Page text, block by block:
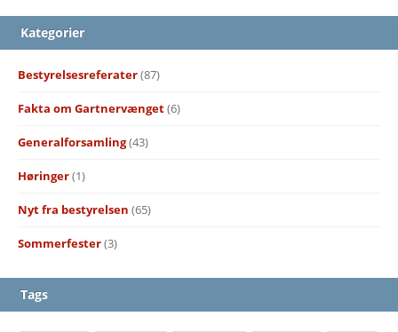
Kategorier
Bestyrelsesreferater(87)
Fakta om Gartnervænget(6)
Generalforsamling(43)
Høringer(1)
Nyt fra bestyrelsen (65)
Sommerfester(3)
Tags